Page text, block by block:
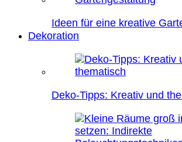
Ideen für eine kreative
Dekoration
Deko-Tipps: Kreativ und